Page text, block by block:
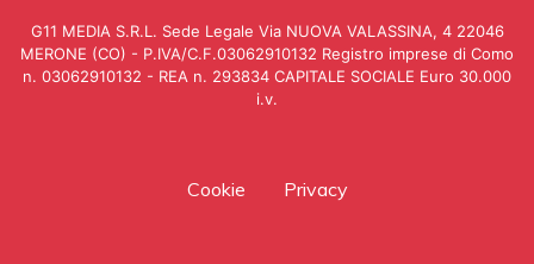
G11 MEDIA S.R.L. Sede Legale Via NUOVA VALASSINA, 4 22046
MERONE (CO) - P.IVA/C.F.03062910132 Registro imprese di Como
n. 03062910132 - REA n. 293834 CAPITALE SOCIALE Euro 30.000
i.v.
Cookie Privacy